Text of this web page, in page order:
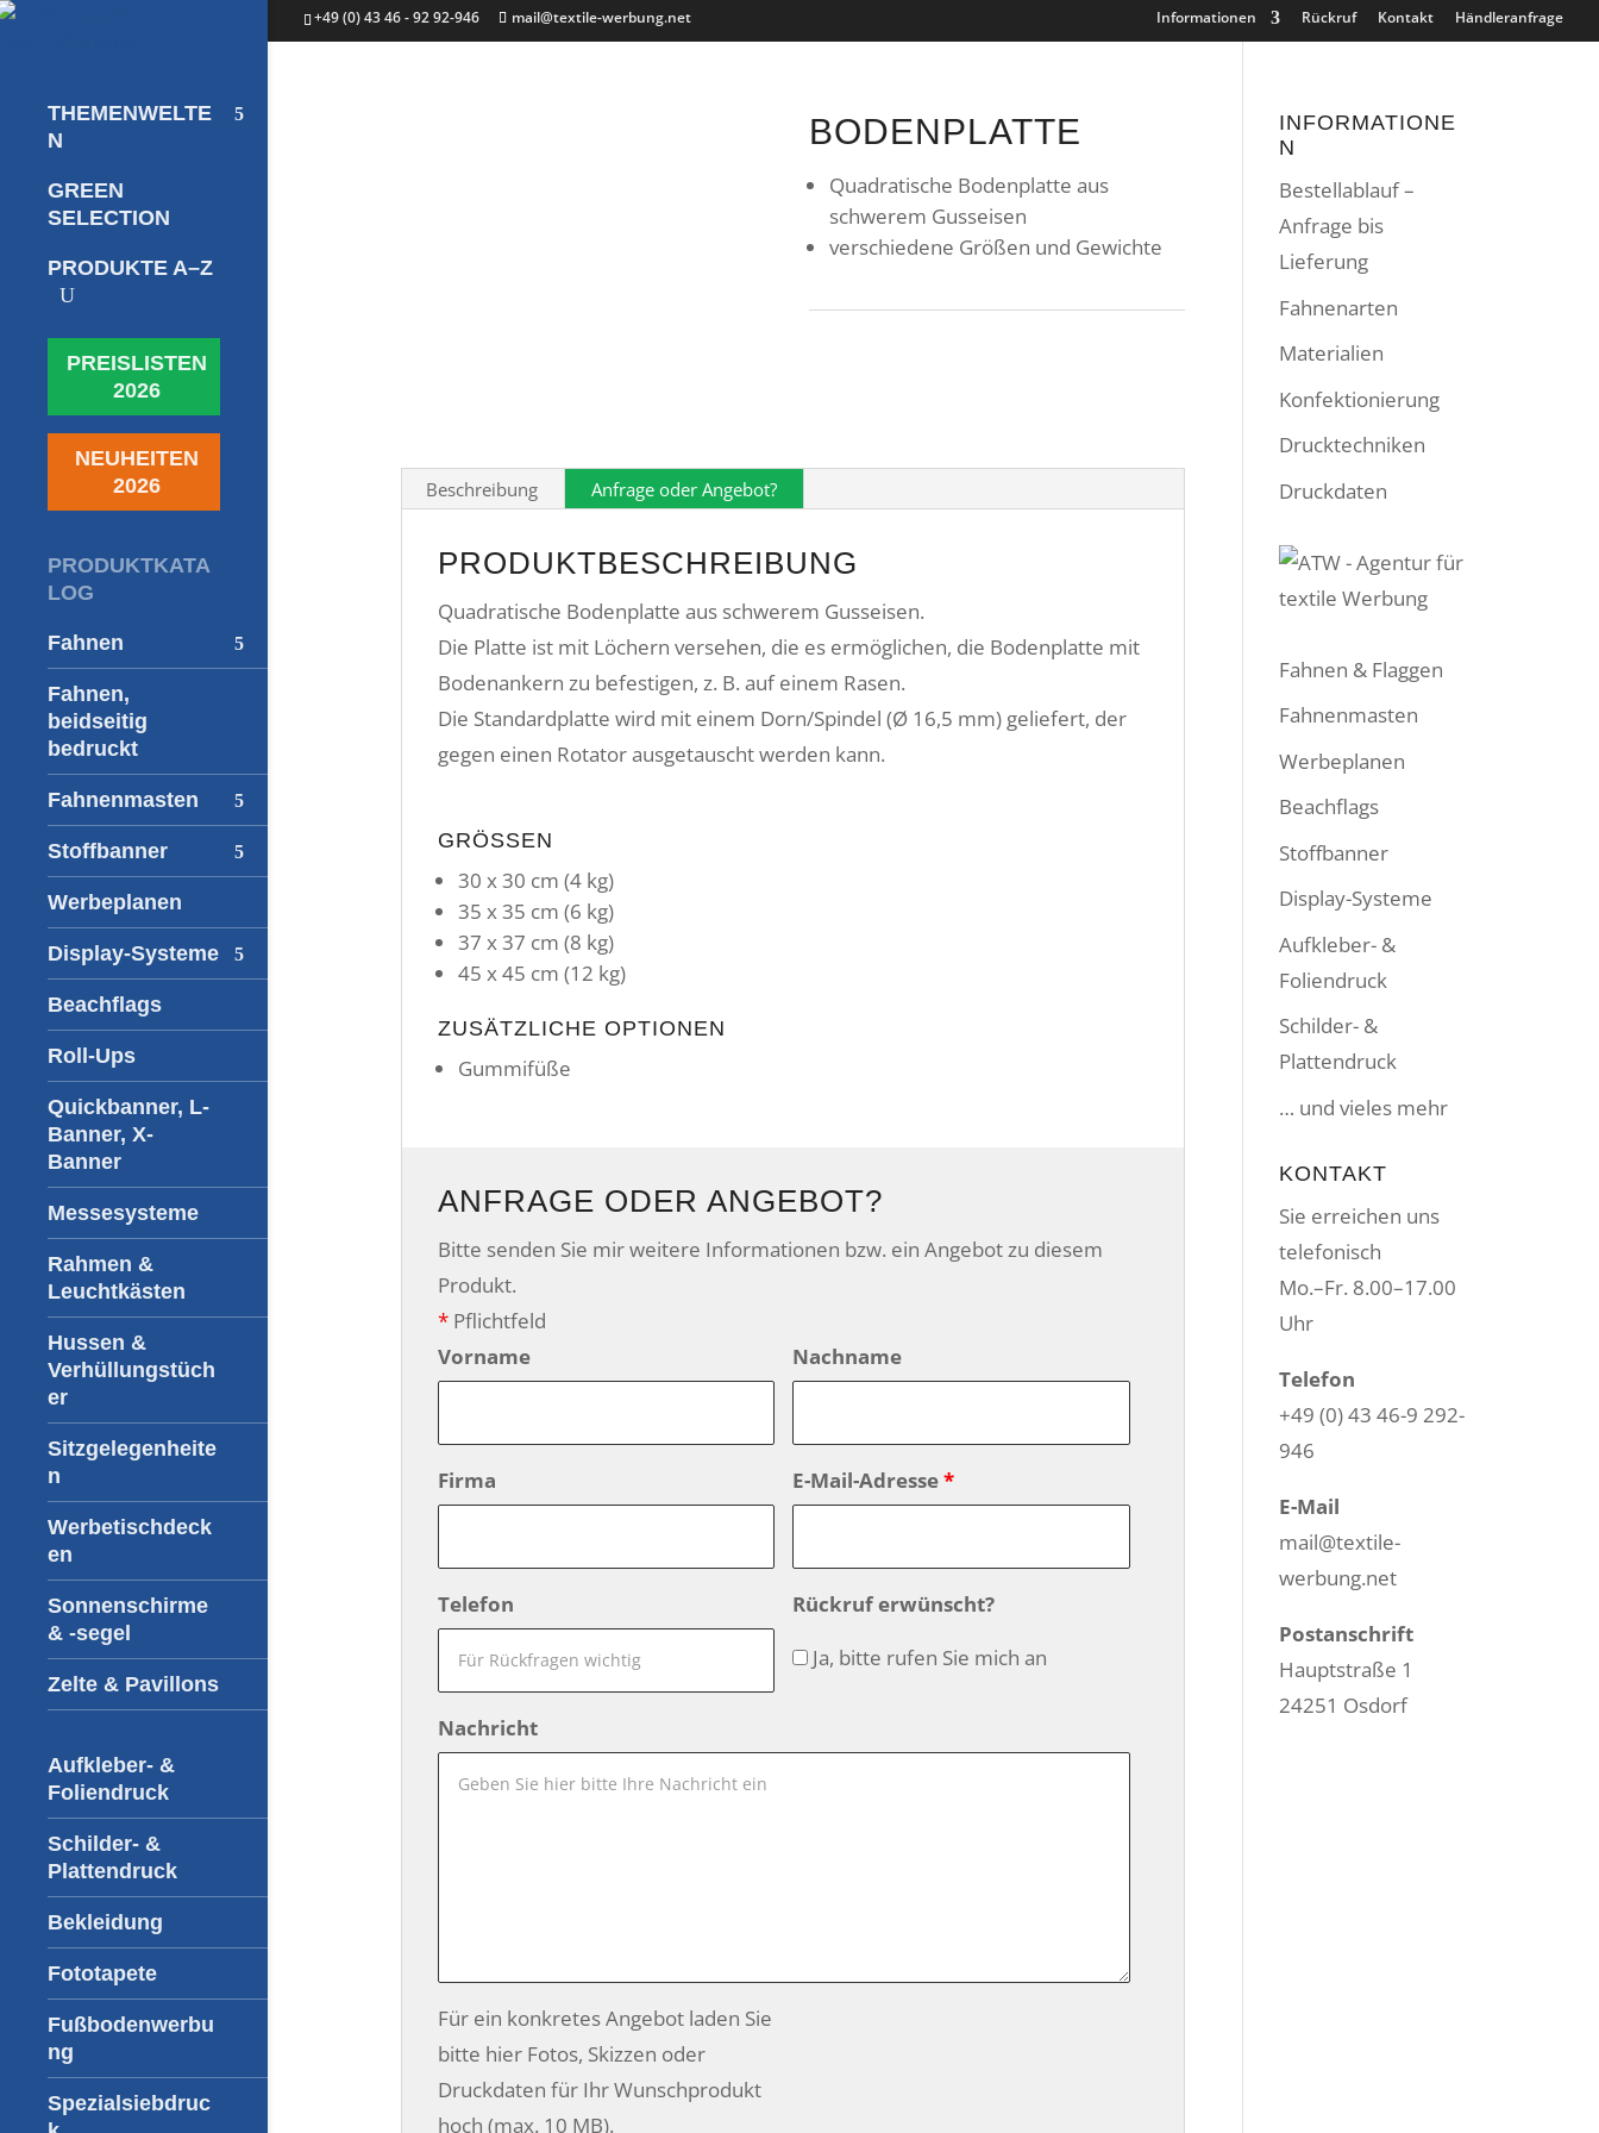
+49 (0) 43 46 - 92 92-946 mail@textile-werbung.net Informationen Rückruf Kontakt Händleranfrage
THEMENWELTE
N
GREEN
SELECTION
PRODUKTE A–Z
U
PREISLISTEN
2026
NEUHEITEN
2026
PRODUKTKATA
LOG
Fahnen
Fahnen,
beidseitig
bedruckt
Fahnenmasten
Stoffbanner
Werbeplanen
Display-Systeme
Beachflags
Roll-Ups
Quickbanner, L-
Banner, X-
Banner
Messesysteme
Rahmen &
Leuchtkästen
Hussen &
Verhüllungstüch
er
Sitzgelegenheite
n
Werbetischdeck
en
Sonnenschirme
& -segel
Zelte & Pavillons
Aufkleber- &
Foliendruck
Schilder- &
Plattendruck
Bekleidung
Fototapete
Fußbodenwerbu
ng
Spezialsiebdruc
BODENPLATTE
Quadratische Bodenplatte aus
schwerem Gusseisen
verschiedene Größen und Gewichte
Beschreibung Anfrage oder Angebot?
PRODUKTBESCHREIBUNG
Quadratische Bodenplatte aus schwerem Gusseisen.
Die Platte ist mit Löchern versehen, die es ermöglichen, die Bodenplatte mit
Bodenankern zu befestigen, z. B. auf einem Rasen.
Die Standardplatte wird mit einem Dorn/Spindel (Ø 16,5 mm) geliefert, der
gegen einen Rotator ausgetauscht werden kann.
GRÖSSEN
30 x 30 cm (4 kg)
35 x 35 cm (6 kg)
37 x 37 cm (8 kg)
45 x 45 cm (12 kg)
ZUSÄTZLICHE OPTIONEN
Gummifüße
ANFRAGE ODER ANGEBOT?
Bitte senden Sie mir weitere Informationen bzw. ein Angebot zu diesem
Produkt.
*Pflichtfeld
Vorname
Nachname
Firma E-Mail-Adresse*
Telefon
Rückruf erwünscht?
Ja, bitte rufen Sie mich an
Nachricht
Für ein konkretes Angebot laden Sie
bitte hier Fotos, Skizzen oder
Druckdaten für Ihr Wunschprodukt
hoch (max. 10 MB).
INFORMATIONE
N
Bestellablauf –
Anfrage bis
Lieferung
Fahnenarten
Materialien
Konfektionierung
Drucktechniken
Druckdaten
Fahnen & Flaggen
Fahnenmasten
Werbeplanen
Beachflags
Stoffbanner
Display-Systeme
Aufkleber- &
Foliendruck
Schilder- &
Plattendruck
… und vieles mehr
KONTAKT
Sie erreichen uns
telefonisch
Mo.–Fr. 8.00–17.00
Uhr
Telefon
+49 (0) 43 46-9 292-
946
E-Mail
mail@textile-
werbung.net
Postanschrift
Hauptstraße 1
24251 Osdorf